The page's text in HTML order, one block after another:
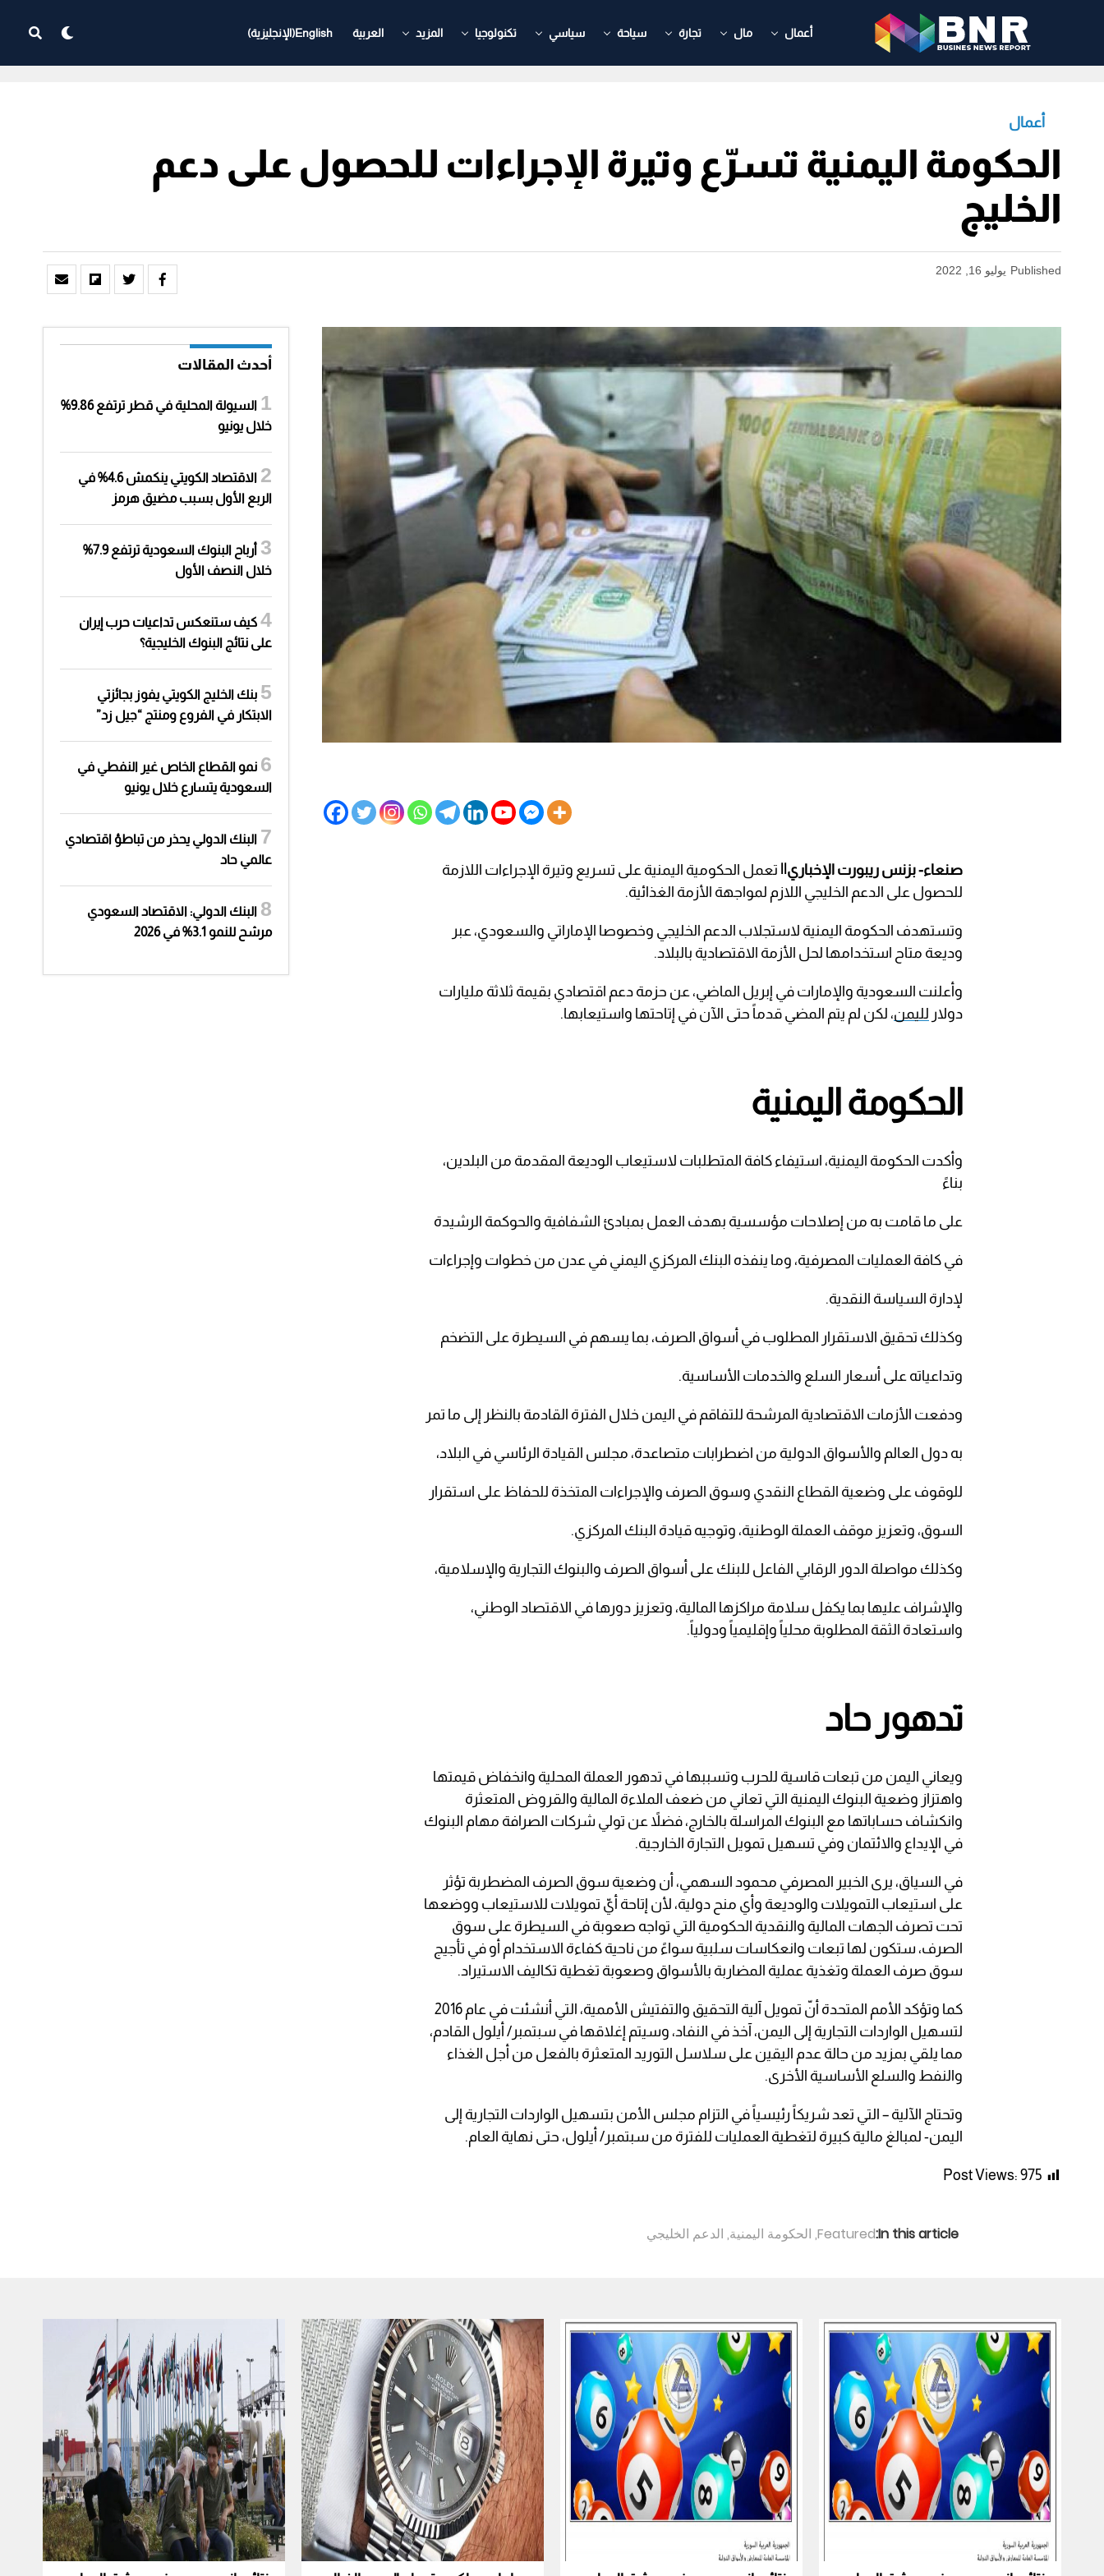
أعمال مال تجارة سياحة سياسي تكنولوجيا المزيد العربية English
(الإنجليزية)
أعمال
الحكومة اليمنية تسرّع وتيرة الإجراءات للحصول على دعم
الخليج
Published يوليو 16, 2022
صنعاء- بزنس ريبورت الإخباري|| تعمل الحكومية اليمنية على تسريع وتيرة الإجراءات اللازمة
للحصول على الدعم الخليجي اللازم لمواجهة الأزمة الغذائية.
وتستهدف الحكومة اليمنية لاستجلاب الدعم الخليجي وخصوصا الإماراتي والسعودي، عبر
وديعة متاح استخدامها لحل الأزمة الاقتصادية بالبلاد.
وأعلنت السعودية والإمارات في إبريل الماضي، عن حزمة دعم اقتصادي بقيمة ثلاثة مليارات
دولار لليمن، لكن لم يتم المضي قدماً حتى الآن في إتاحتها واستيعابها.
الحكومة اليمنية
وأكدت الحكومة اليمنية، استيفاء كافة المتطلبات لاستيعاب الوديعة المقدمة من البلدين،
بناءً
على ما قامت به من إصلاحات مؤسسية بهدف العمل بمبادئ الشفافية والحوكمة الرشيدة
في كافة العمليات المصرفية، وما ينفذه البنك المركزي اليمني في عدن من خطوات وإجراءات
لإدارة السياسة النقدية.
وكذلك تحقيق الاستقرار المطلوب في أسواق الصرف، بما يسهم في السيطرة على التضخم
وتداعياته على أسعار السلع والخدمات الأساسية.
ودفعت الأزمات الاقتصادية المرشحة للتفاقم في اليمن خلال الفترة القادمة بالنظر إلى ما تمر
به دول العالم والأسواق الدولية من اضطرابات متصاعدة، مجلس القيادة الرئاسي في البلاد،
للوقوف على وضعية القطاع النقدي وسوق الصرف والإجراءات المتخذة للحفاظ على استقرار
السوق، وتعزيز موقف العملة الوطنية، وتوجيه قيادة البنك المركزي.
وكذلك مواصلة الدور الرقابي الفاعل للبنك على أسواق الصرف والبنوك التجارية والإسلامية،
والإشراف عليها بما يكفل سلامة مراكزها المالية، وتعزيز دورها في الاقتصاد الوطني،
واستعادة الثقة المطلوبة محلياً وإقليمياً ودولياً.
تدهور حاد
ويعاني اليمن من تبعات قاسية للحرب وتسببها في تدهور العملة المحلية وانخفاض قيمتها
واهتزاز وضعية البنوك اليمنية التي تعاني من ضعف الملاءة المالية والقروض المتعثرة
وانكشاف حساباتها مع البنوك المراسلة بالخارج، فضلاً عن تولي شركات الصرافة مهام البنوك
في الإيداع والائتمان وفي تسهيل تمويل التجارة الخارجية.
في السياق، يرى الخبير المصرفي محمود السهمي، أن وضعية سوق الصرف المضطربة تؤثر
على استيعاب التمويلات والوديعة وأي منح دولية، لأن إتاحة أيّ تمويلات للاستيعاب ووضعها
تحت تصرف الجهات المالية والنقدية الحكومية التي تواجه صعوبة في السيطرة على سوق
الصرف، ستكون لها تبعات وانعكاسات سلبية سواءً من ناحية كفاءة الاستخدام أو في تأجيج
سوق صرف العملة وتغذية عملية المضاربة بالأسواق وصعوبة تغطية تكاليف الاستيراد.
كما وتؤكد الأمم المتحدة أنّ تمويل آلية التحقيق والتفتيش الأممية، التي أنشئت في عام 2016
لتسهيل الواردات التجارية إلى اليمن، آخذ في النفاد، وسيتم إغلاقها في سبتمبر/ أيلول القادم،
مما يلقي بمزيد من حالة عدم اليقين على سلاسل التوريد المتعثرة بالفعل من أجل الغذاء
والنفط والسلع الأساسية الأخرى.
وتحتاج الآلية – التي تعد شريكاً رئيسياً في التزام مجلس الأمن بتسهيل الواردات التجارية إلى
اليمن- لمبالغ مالية كبيرة لتغطية العمليات للفترة من سبتمبر/ أيلول، حتى نهاية العام.
Post Views: 975
In this article:
Featured
, الحكومة اليمنية, الدعم الخليجي
أحدث المقالات
السيولة المحلية في قطر ترتفع 9.86%
خلال يونيو
الاقتصاد الكويتي ينكمش 4.6% في
الربع الأول بسبب مضيق هرمز
أرباح البنوك السعودية ترتفع 7.9%
خلال النصف الأول
كيف ستنعكس تداعيات حرب إيران
على نتائج البنوك الخليجية؟
بنك الخليج الكويتي يفوز بجائزتي
الابتكار في الفروع ومنتج “جيل زد”
نمو القطاع الخاص غير النفطي في
السعودية يتسارع خلال يونيو
البنك الدولي يحذر من تباطؤ اقتصادي
عالمي حاد
البنك الدولي: الاقتصاد السعودي
مرشح للنمو 3.1% في 2026